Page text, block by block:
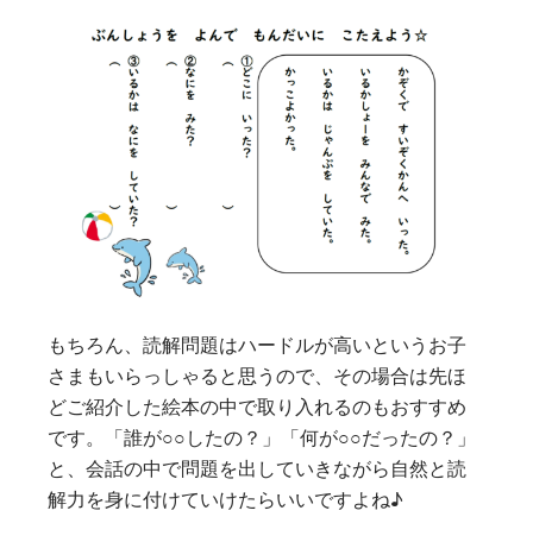
もちろん、読解問題はハードルが高いというお子
さまもいらっしゃると思うので、その場合は先ほ
どご紹介した絵本の中で取り入れるのもおすすめ
です。「誰が○○したの？」「何が○○だったの？」
と、会話の中で問題を出していきながら自然と読
解力を身に付けていけたらいいですよね♪